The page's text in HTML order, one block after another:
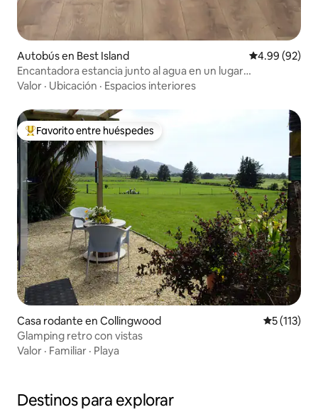
Autobús en Best Island Calificación
4.99 (92)
Encantadora estancia junto al agua en un lugar
verdaderamente único...
Valor · Ubicación · Espacios interiores
De los mejores en Favorito entre huéspedes
Favorito entre huéspedes
Casa rodante en Collingwood
5 (113)
Glamping retro con vistas
Valor · Familiar · Playa
Destinos para explorar